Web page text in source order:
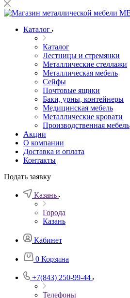
Каталог
Каталог
Лестницы и стремянки
Металлические стеллажи
Металлическая мебель
Сейфы
Почтовые ящики
Баки, урны, контейнеры
Медицинская мебель
Металлические кровати
Производственная мебель
Акции
О компании
Доставка и оплата
Контакты
Подать заявку
Казань
Города
Казань
Кабинет
0 Корзина
+7(843) 250-99-44
Телефоны